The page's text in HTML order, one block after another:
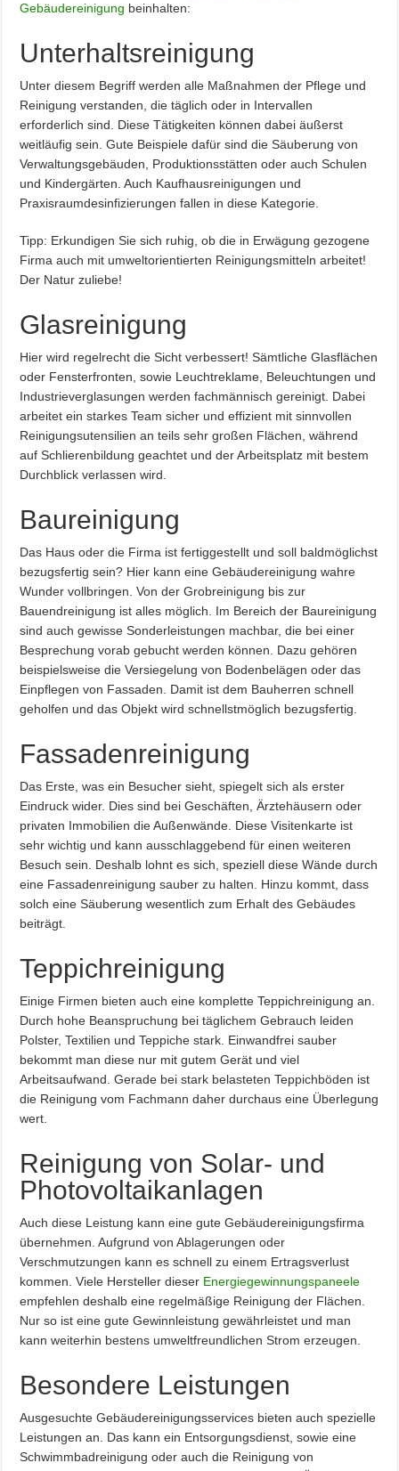
Gebäudereinigung beinhalten:
Unterhaltsreinigung
Unter diesem Begriff werden alle Maßnahmen der Pflege und
Reinigung verstanden, die täglich oder in Intervallen
erforderlich sind. Diese Tätigkeiten können dabei äußerst
weitläufig sein. Gute Beispiele dafür sind die Säuberung von
Verwaltungsgebäuden, Produktionsstätten oder auch Schulen
und Kindergärten. Auch Kaufhausreinigungen und
Praxisraumdesinfizierungen fallen in diese Kategorie.
Tipp: Erkundigen Sie sich ruhig, ob die in Erwägung gezogene
Firma auch mit umweltorientierten Reinigungsmitteln arbeitet!
Der Natur zuliebe!
Glasreinigung
Hier wird regelrecht die Sicht verbessert! Sämtliche Glasflächen
oder Fensterfronten, sowie Leuchtreklame, Beleuchtungen und
Industrieverglasungen werden fachmännisch gereinigt. Dabei
arbeitet ein starkes Team sicher und effizient mit sinnvollen
Reinigungsutensilien an teils sehr großen Flächen, während
auf Schlierenbildung geachtet und der Arbeitsplatz mit bestem
Durchblick verlassen wird.
Baureinigung
Das Haus oder die Firma ist fertiggestellt und soll baldmöglichst
bezugsfertig sein? Hier kann eine Gebäudereinigung wahre
Wunder vollbringen. Von der Grobreinigung bis zur
Bauendreinigung ist alles möglich. Im Bereich der Baureinigung
sind auch gewisse Sonderleistungen machbar, die bei einer
Besprechung vorab gebucht werden können. Dazu gehören
beispielsweise die Versiegelung von Bodenbelägen oder das
Einpflegen von Fassaden. Damit ist dem Bauherren schnell
geholfen und das Objekt wird schnellstmöglich bezugsfertig.
Fassadenreinigung
Das Erste, was ein Besucher sieht, spiegelt sich als erster
Eindruck wider. Dies sind bei Geschäften, Ärztehäusern oder
privaten Immobilien die Außenwände. Diese Visitenkarte ist
sehr wichtig und kann ausschlaggebend für einen weiteren
Besuch sein. Deshalb lohnt es sich, speziell diese Wände durch
eine Fassadenreinigung sauber zu halten. Hinzu kommt, dass
solch eine Säuberung wesentlich zum Erhalt des Gebäudes
beiträgt.
Teppichreinigung
Einige Firmen bieten auch eine komplette Teppichreinigung an.
Durch hohe Beanspruchung bei täglichem Gebrauch leiden
Polster, Textilien und Teppiche stark. Einwandfrei sauber
bekommt man diese nur mit gutem Gerät und viel
Arbeitsaufwand. Gerade bei stark belasteten Teppichböden ist
die Reinigung vom Fachmann daher durchaus eine Überlegung
wert.
Reinigung von Solar- und
Photovoltaikanlagen
Auch diese Leistung kann eine gute Gebäudereinigungsfirma
übernehmen. Aufgrund von Ablagerungen oder
Verschmutzungen kann es schnell zu einem Ertragsverlust
kommen. Viele Hersteller dieser Energiegewinnungspaneele
empfehlen deshalb eine regelmäßige Reinigung der Flächen.
Nur so ist eine gute Gewinnleistung gewährleistet und man
kann weiterhin bestens umweltfreundlichen Strom erzeugen.
Besondere Leistungen
Ausgesuchte Gebäudereinigungsservices bieten auch spezielle
Leistungen an. Das kann ein Entsorgungsdienst, sowie eine
Schwimmbadreinigung oder auch die Reinigung von